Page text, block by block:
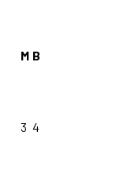
M B
3 4